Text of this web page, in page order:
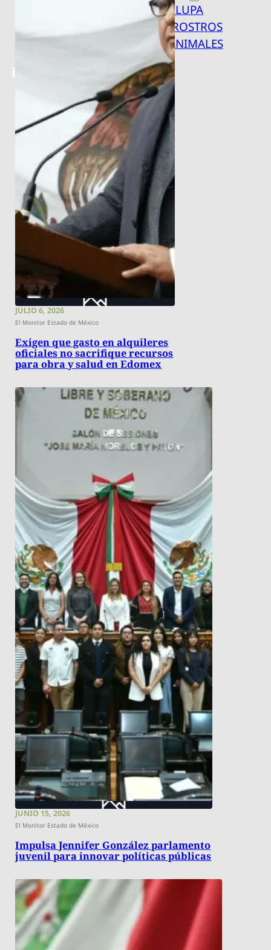
BAJO LA LUPA
RASTROS Y ROSTROS
VÍNCULOS ANIMALES
JULIO 6, 2026
El Monitor Estado de México
Exigen que gasto en alquileres
oficiales no sacrifique recursos
para obra y salud en Edomex
JUNIO 15, 2026
El Monitor Estado de México
Impulsa Jennifer González parlamento
juvenil para innovar políticas públicas